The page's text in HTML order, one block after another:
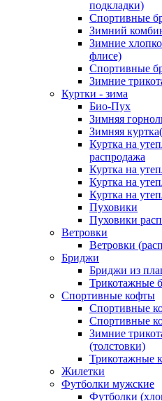
подкладки)
Спортивные
Зимний
Зимние
флисе)
Спортивные
Зимние
Куртки - зима
Био-Пух
Зимняя
Зимняя
Куртка на
распродажа
Куртка на
Куртка на
Куртка на
Пуховики
Пуховики
Ветровки
Ветровки
Бриджи
Бриджи из
Трикотажные
Спортивные кофты
Спортивные
Спортивные
Зимние
(толстовки)
Трикотажные
Жилетки
Футболки мужские
Футболки